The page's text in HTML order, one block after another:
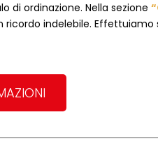
di ordinazione. Nella sezione
indelebile. Effettuiamo